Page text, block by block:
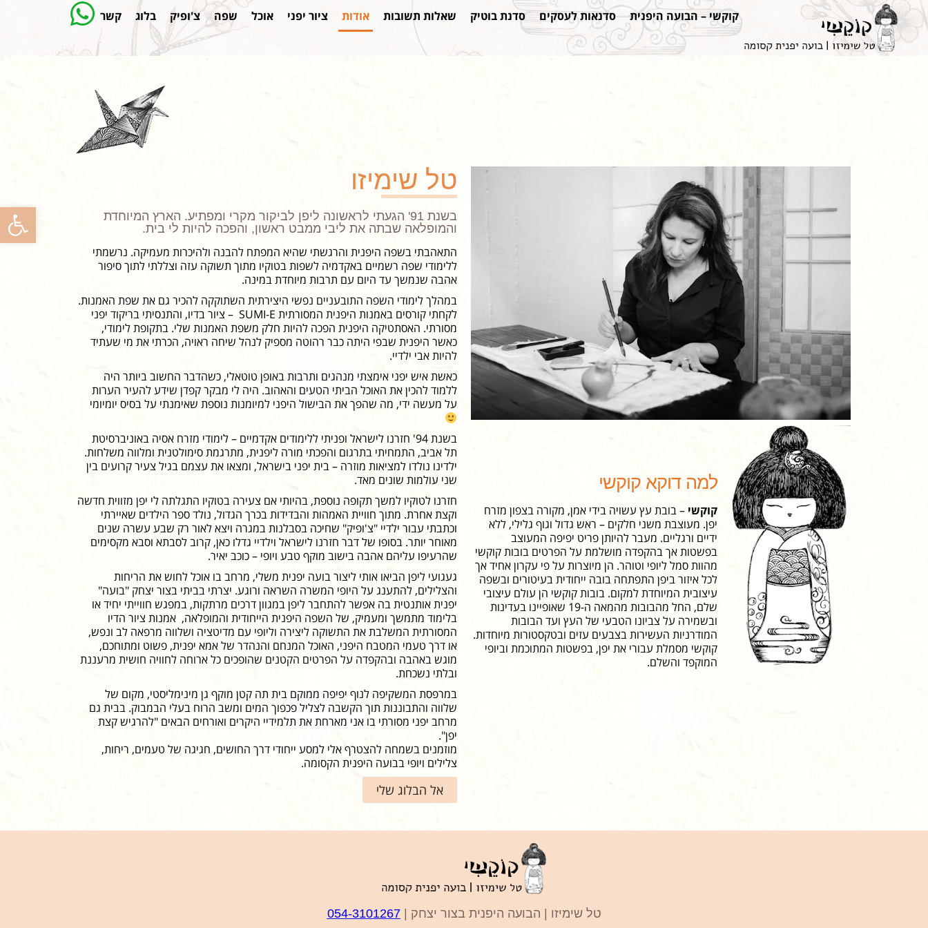
קוקשי – הבועה היפנית סדנאות לעסקים סדנת בוטיק שאלות תשובות אודות ציור יפני אוכל שפה צ'ופיק בלוג קשר
למה דוקא קוקשי
קוקשי – בובת עץ עשויה בידי אמן, מקורה בצפון מזרח
יפן. מעוצבת משני חלקים – ראש גדול וגוף גלילי, ללא
ידיים ורגליים. מעבר להיותן פריט יפיפה המעוצב
בפשטות אך בהקפדה מושלמת על הפרטים בובות קוקשי
מהוות סמל ליופי וטוהר. הן מיוצרות על פי עקרון אחיד אך
לכל איזור ביפן התפתחה בובה ייחודית בעיטורים ובשפה
עיצובית המיוחדת למקום. בובות קוקשי הן עולם עיצובי
שלם, החל מהבובות מהמאה ה-19 שאופיינו בעדינות
ובשמירה על צביונו הטבעי של העץ ועד הבובות
המודרניות העשירות בצבעים עזים ובטקסטורות מיוחדות.
קוקשי מסמלת עבורי את יפן, בפשטות המתוכמת וביופי
המוקפד והשלם.
טל שימיזו
בשנת 91' הגעתי לראשונה ליפן לביקור מקרי ומפתיע. הארץ המיוחדת
והמופלאה שבתה את ליבי ממבט ראשון, והפכה להיות לי בית.
התאהבתי בשפה היפנית והרגשתי שהיא המפתח להבנה ולהיכרות מעמיקה. נרשמתי
ללימודי שפה רשמיים באקדמיה לשפות בטוקיו מתוך תשוקה עזה וצללתי לתוך סיפור
אהבה שנמשך עד היום עם תרבות מיוחדת במינה.
במהלך לימודי השפה התובעניים נפשי היצירתית השתוקקה להכיר גם את שפת האמנות.
לקחתי קורסים באמנות היפנית המסורתית SUMI-E – ציור בדיו, והתנסיתי בריקוד יפני
מסורתי. האסתטיקה היפנית הפכה להיות חלק משפת האמנות שלי. בתקופת לימודי,
כאשר היפנית שבפי היתה כבר רהוטה מספיק לנהל שיחה ראויה, הכרתי את מי שעתיד
להיות אבי ילדיי.
כאשת איש יפני אימצתי מנהגים ותרבות באופן טוטאלי, כשהדבר החשוב ביותר היה
ללמוד להכין את האוכל הביתי הטעים והאהוב. היה לי מבקר קפדן שידע להעיר הערות
על מעשה ידי, מה שהפך את הבישול היפני למיומנות נוספת שאימנתי על בסיס יומיומי
בשנת 94' חזרנו לישראל ופניתי ללימודים אקדמיים – לימודי מזרח אסיה באוניברסיטת
תל אביב, התמחיתי בתרגום והפכתי מורה ליפנית, מתרגמת סימולטנית ומלווה משלחות.
ילדינו נולדו למציאות מוזרה – בית יפני בישראל, ומצאו את עצמם בגיל צעיר קרועים בין
שני עולמות שונים מאד.
חזרנו לטוקיו למשך תקופה נוספת, בהיותי אם צעירה בטוקיו התגלתה לי יפן מזווית חדשה
וקצת אחרת. מתוך חוויית האמהות והבדידות בכרך הגדול, נולד ספר הילדים שאיירתי
וכתבתי עבור ילדיי "צ'ופיק" שחיכה בסבלנות במגרה ויצא לאור רק שבע עשרה שנים
מאוחר יותר. בסופו של דבר חזרנו לישראל וילדיי גדלו כאן, קרוב לסבתא וסבא מקסימים
שהרעיפו עליהם אהבה בישוב מוקף טבע ויופי – כוכב יאיר.
געגועי ליפן הביאו אותי ליצור בועה יפנית משלי, מרחב בו אוכל לחוש את הריחות
והצלילים, להתענג על היופי המשרה השראה ורוגע. יצרתי בביתי בצור יצחק "בועה"
יפנית אותנטית בה אפשר להתחבר ליפן במגוון דרכים מרתקות, במפגש חווייתי יחיד או
בלימוד מתמשך ומעמיק, של השפה היפנית הייחודית והמופלאה, אמנות ציור הדיו
המסורתית המשלבת את התשוקה ליצירה וליופי עם מדיטציה ושלווה מרפאה לב ונפש,
או דרך טעמי המטבח היפני, האוכל המנחם והנהדר של אמא יפנית, פשוט ומתוחכם,
מוגש באהבה ובהקפדה על הפרטים הקטנים שהופכים כל ארוחה לחוויה חושית מרעננת
ובלתי נשכחת.
במרפסת המשקיפה לנוף יפיפה ממוקם בית תה קטן מוקף גן מינימליסטי, מקום של
שלווה והתבוננות תוך הקשבה לצליל פכפוך המים ומשב הרוח בעלי הבמבוק. בבית גם
מרחב יפני מסורתי בו אני מארחת את תלמידיי היקרים ואורחים הבאים "להרגיש קצת
יפן".
מוזמנים בשמחה להצטרף אלי למסע ייחודי דרך החושים, חגיגה של טעמים, ריחות,
צלילים ויופי בבועה היפנית הקסומה.
אל הבלוג שלי
טל שימיזו | הבועה היפנית בצור יצחק |054-3101267